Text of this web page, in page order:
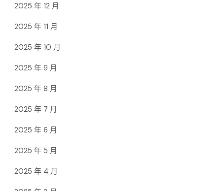
2025 年 12 月
2025 年 11 月
2025 年 10 月
2025 年 9 月
2025 年 8 月
2025 年 7 月
2025 年 6 月
2025 年 5 月
2025 年 4 月